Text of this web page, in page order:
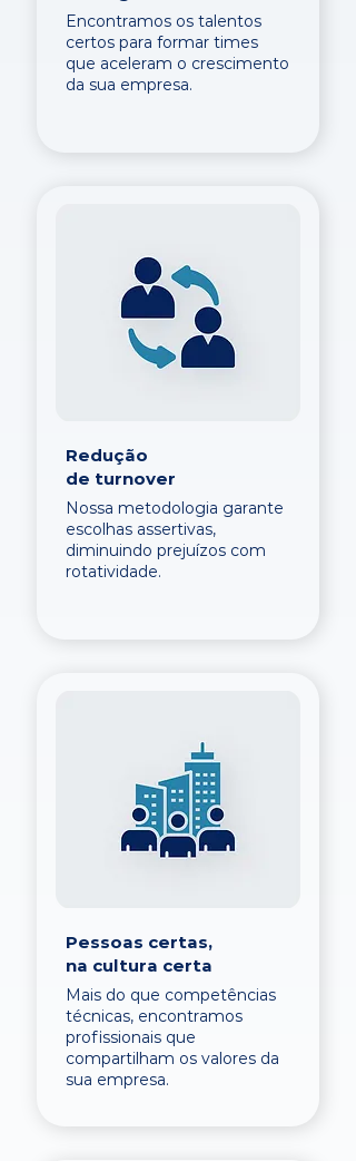
Encontramos os talentos
certos para formar times
que aceleram o crescimento
da sua empresa.
Redução
de turnover
Nossa metodologia garante
escolhas assertivas,
diminuindo prejuízos com
rotatividade.
Pessoas certas,
na cultura certa
Mais do que competências
técnicas, encontramos
profissionais que
compartilham os valores da
sua empresa.